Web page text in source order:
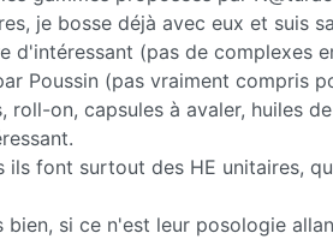
je bosse déjà avec eux et suis
d'intéressant (pas de complexes
Poussin (pas vraiment compris
on, capsules à avaler, huiles
ils font surtout des HE unitaires,
si ce n'est leur posologie